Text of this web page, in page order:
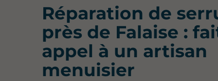
Réparation de
près de Falaise :
appel à un artisan
menuisier